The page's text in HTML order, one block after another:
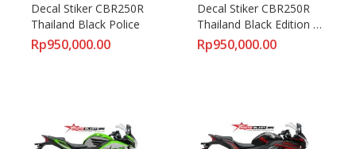
Decal Stiker CBR250R
Thailand Black Police
Rp950,000.00
Decal Stiker CBR250R
Thailand Black Edition
Lemon Candy
Rp950,000.00